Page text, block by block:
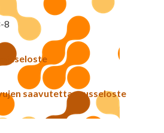
8
saavutettavuusseloste